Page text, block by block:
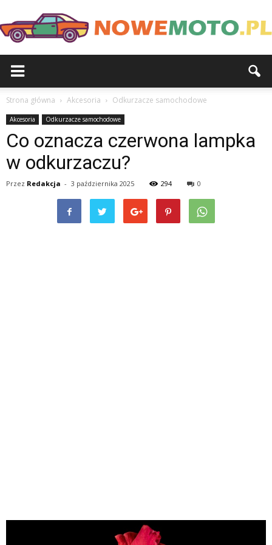
Strona główna Akcesoria Odkurzacze samochodowe
Akcesoria Odkurzacze samochodowe
Co oznacza czerwona lampka
w odkurzaczu?
Przez Redakcja - 3 października 2025 294 0